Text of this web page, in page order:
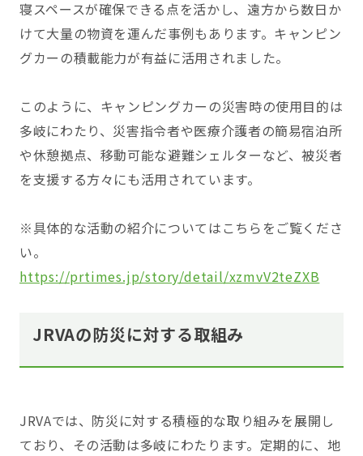
寝スペースが確保できる点を活かし、遠方から数日か
けて大量の物資を運んだ事例もあります。キャンピン
グカーの積載能力が有益に活用されました。
このように、キャンピングカーの災害時の使用目的は
多岐にわたり、災害指令者や医療介護者の簡易宿泊所
や休憩拠点、移動可能な避難シェルターなど、被災者
を支援する方々にも活用されています。
※具体的な活動の紹介についてはこちらをご覧くださ
い。
https://prtimes.jp/story/detail/xzmvV2teZXB
JRVAの防災に対する取組み
JRVAでは、防災に対する積極的な取り組みを展開し
ており、その活動は多岐にわたります。定期的に、地